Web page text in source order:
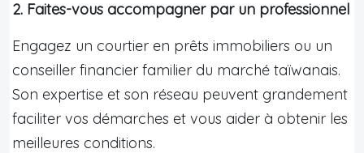
2. Faites-vous accompagner par un professionnel
Engagez un courtier en prêts immobiliers ou un
conseiller financier familier du marché taïwanais.
Son expertise et son réseau peuvent grandement
faciliter vos démarches et vous aider à obtenir les
meilleures conditions.